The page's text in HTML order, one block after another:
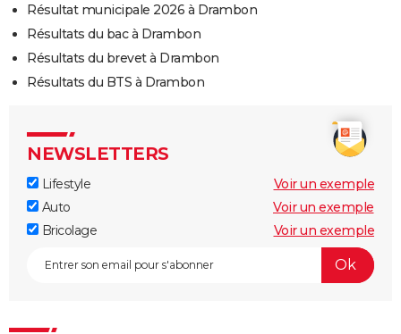
Résultat municipale 2026 à Drambon
Résultats du bac à Drambon
Résultats du brevet à Drambon
Résultats du BTS à Drambon
NEWSLETTERS
Lifestyle
Voir un exemple
Auto
Voir un exemple
Bricolage
Voir un exemple